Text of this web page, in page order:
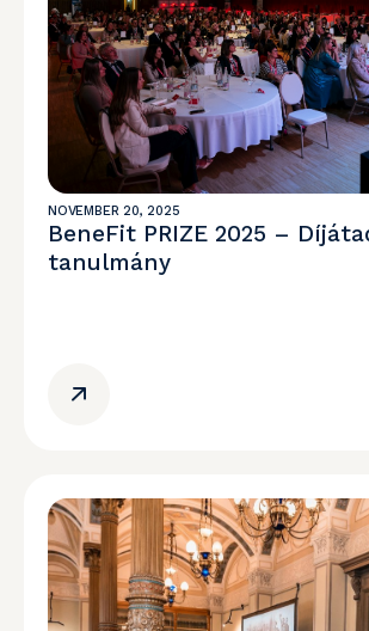
NOVEMBER 20, 2025
BeneFit PRIZE 2025 –
tanulmány